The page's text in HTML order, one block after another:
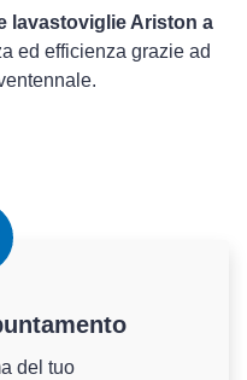
lavastoviglie Ariston a
ed efficienza grazie ad
del tuo